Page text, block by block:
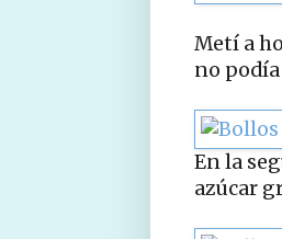
Metí a
no
En la
azúcar